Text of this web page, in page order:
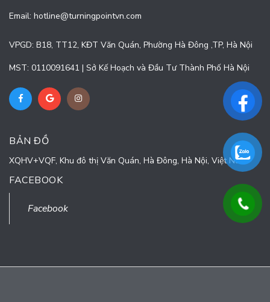
Email: hotline@turningpointvn.com
VPGD: B18, TT12, KĐT Văn Quán, Phường Hà Đông ,TP, Hà Nội
MST: 0110091641 | Sở Kế Hoạch và Đầu Tư Thành Phố Hà Nội
BẢN ĐỒ
XQHV+VQF, Khu đô thị Văn Quán, Hà Đông, Hà Nội, Việt Nam
FACEBOOK
Facebook